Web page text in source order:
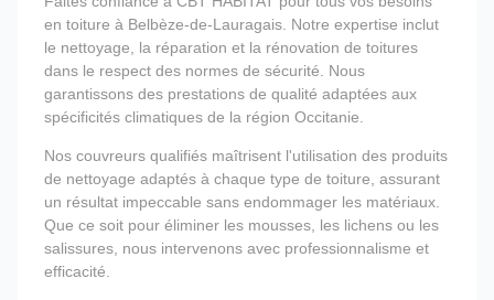
en toiture à Belbèze-de-Lauragais. Notre expertise inclut
le nettoyage, la réparation et la rénovation de toitures
dans le respect des normes de sécurité. Nous
garantissons des prestations de qualité adaptées aux
spécificités climatiques de la région Occitanie.
Nos couvreurs qualifiés maîtrisent l'utilisation des produits
de nettoyage adaptés à chaque type de toiture, assurant
un résultat impeccable sans endommager les matériaux.
Que ce soit pour éliminer les mousses, les lichens ou les
salissures, nous intervenons avec professionnalisme et
efficacité.